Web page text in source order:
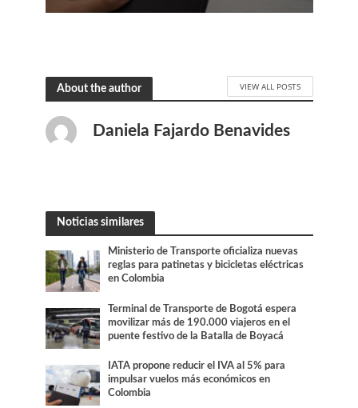
About the author VIEW ALL POSTS
Daniela Fajardo Benavides
Noticias similares
Ministerio de Transporte oficializa nuevas
reglas para patinetas y bicicletas eléctricas
en Colombia
Terminal de Transporte de Bogotá espera
movilizar más de 190.000 viajeros en el
puente festivo de la Batalla de Boyacá
IATA propone reducir el IVA al 5% para
impulsar vuelos más económicos en
Colombia